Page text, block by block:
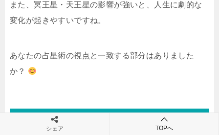
また、冥王星・天王星の影響が強いと、人生に劇的な
変化が起きやすいですね。
あなたの占星術の視点と一致する部分はありました
か？
まとめ｜ホロスコープの天体の影響度ランキ
シェア TOPへ